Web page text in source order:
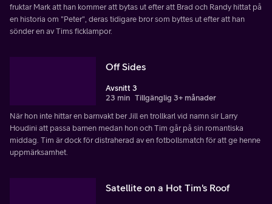
fruktar Mark att han kommer att bytas ut efter att Brad och Randy hittat på
en historia om "Peter", deras tidigare bror som byttes ut efter att han
sönder en av Tims ficklampor.
Off Sides
Avsnitt 3
23 min Tillgänglig 3+ månader
När hon inte hittar en barnvakt ber Jill en trollkarl vid namn sir Larry
Houdini att passa barnen medan hon och Tim går på sin romantiska
middag. Tim är dock för distraherad av en fotbollsmatch för att ge henne
uppmärksamhet.
Satellite on a Hot Tim's Roof